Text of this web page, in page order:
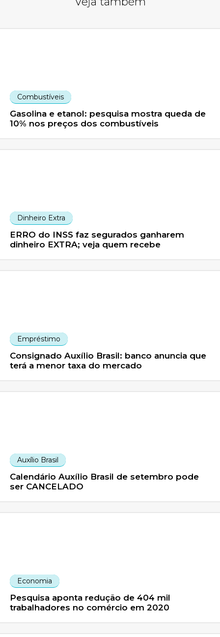
Combustíveis
Gasolina e etanol: pesquisa mostra queda de
10% nos preços dos combustíveis
Dinheiro Extra
ERRO do INSS faz segurados ganharem
dinheiro EXTRA; veja quem recebe
Empréstimo
Consignado Auxílio Brasil: banco anuncia que
terá a menor taxa do mercado
Auxílio Brasil
Calendário Auxílio Brasil de setembro pode
ser CANCELADO
Economia
Pesquisa aponta redução de 404 mil
trabalhadores no comércio em 2020